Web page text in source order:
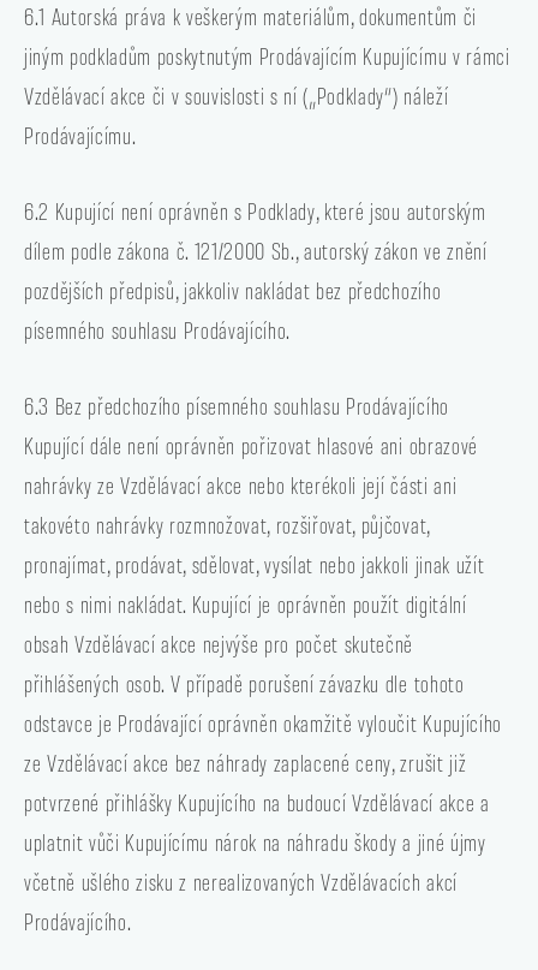
6.1 Autorská práva k veškerým materiálům, dokumentům či
jiným podkladům poskytnutým Prodávajícím Kupujícímu v rámci
Vzdělávací akce či v souvislosti s ní („Podklady“) náleží
Prodávajícímu.
6.2 Kupující není oprávněn s Podklady, které jsou autorským
dílem podle zákona č. 121/2000 Sb., autorský zákon ve znění
pozdějších předpisů, jakkoliv nakládat bez předchozího
písemného souhlasu Prodávajícího.
6.3 Bez předchozího písemného souhlasu Prodávajícího
Kupující dále není oprávněn pořizovat hlasové ani obrazové
nahrávky ze Vzdělávací akce nebo kterékoli její části ani
takovéto nahrávky rozmnožovat, rozšiřovat, půjčovat,
pronajímat, prodávat, sdělovat, vysílat nebo jakkoli jinak užít
nebo s nimi nakládat. Kupující je oprávněn použít digitální
obsah Vzdělávací akce nejvýše pro počet skutečně
přihlášených osob. V případě porušení závazku dle tohoto
odstavce je Prodávající oprávněn okamžitě vyloučit Kupujícího
ze Vzdělávací akce bez náhrady zaplacené ceny, zrušit již
potvrzené přihlášky Kupujícího na budoucí Vzdělávací akce a
uplatnit vůči Kupujícímu nárok na náhradu škody a jiné újmy
včetně ušlého zisku z nerealizovaných Vzdělávacích akcí
Prodávajícího.